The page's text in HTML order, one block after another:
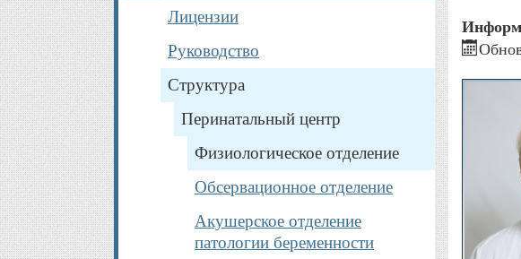
Лицензии
Руководство
Структура
Перинатальный центр
Физиологическое отделение
Обсервационное отделение
Акушерское отделение
патологии беременности